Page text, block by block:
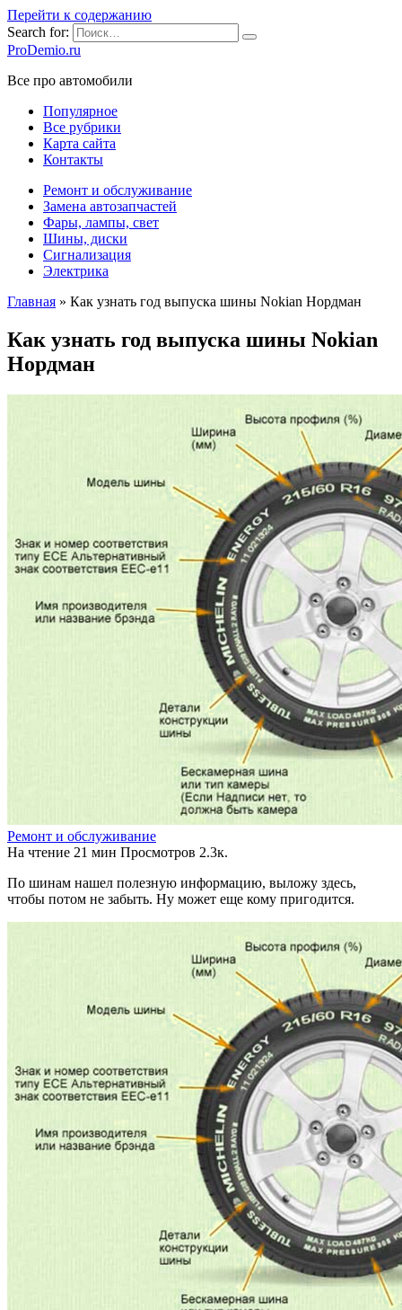
Перейти к содержанию
Search for:
ProDemio.ru
Все про автомобили
Популярное
Все рубрики
Карта сайта
Контакты
Ремонт и обслуживание
Замена автозапчастей
Фары, лампы, свет
Шины, диски
Сигнализация
Электрика
Главная » Как узнать год выпуска шины Nokian Нордман
Как узнать год выпуска шины Nokian
Нордман
Ремонт и обслуживание
На чтение 21 мин Просмотров 2.3к.
По шинам нашел полезную информацию, выложу здесь,
чтобы потом не забыть. Ну может еще кому пригодится.